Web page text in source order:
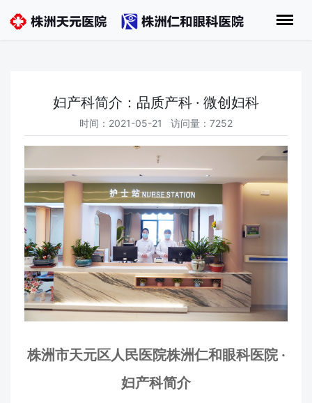
妇产科简介：品质产科 · 微创妇科
时间：2021-05-21 访问量：7252
株洲市天元区人民医院株洲仁和眼科医院 ·
妇产科简介